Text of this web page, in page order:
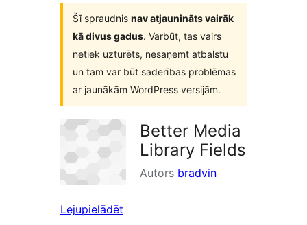
Šī spraudnis nav atjaunināts vairāk
kā divus gadus. Varbūt, tas vairs
netiek uzturēts, nesaņemt atbalstu
un tam var būt saderības problēmas
ar jaunākām WordPress versijām.
Better Media
Library Fields
Autors bradvin
Lejupielādēt